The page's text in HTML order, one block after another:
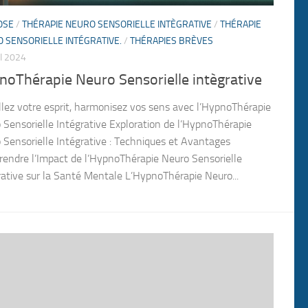
/ THÉRAPIE NEURO SENSORIELLE INTÈGRATIVE / THÉRAPIE
SENSORIELLE INTÉGRATIVE. / THÉRAPIES BRÈVES
2024
Neuro Sensorielle intègrative
votre esprit, harmonisez vos sens avec l’HypnoThérapie
Sensorielle Intégrative Exploration de l’HypnoThérapie
Sensorielle Intégrative : Techniques et Avantages
l’Impact de l’HypnoThérapie Neuro Sensorielle
sur la Santé Mentale L’HypnoThérapie Neuro...